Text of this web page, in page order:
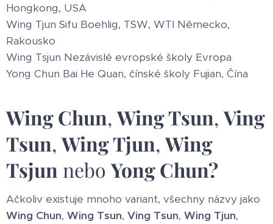
Hongkong, USA
Wing Tjun Sifu Boehlig, TSW, WTI Německo,
Rakousko
Wing Tsjun Nezávislé evropské školy Evropa
Yong Chun Bai He Quan, čínské školy Fujian, Čína
Wing Chun,Wing Tsun,Ving
Tsun,Wing Tjun,Wing
Tsjun neboYong Chun?
Ačkoliv existuje mnoho variant, všechny názvy jako
Wing Chun, Wing Tsun, Ving Tsun, Wing Tjun,